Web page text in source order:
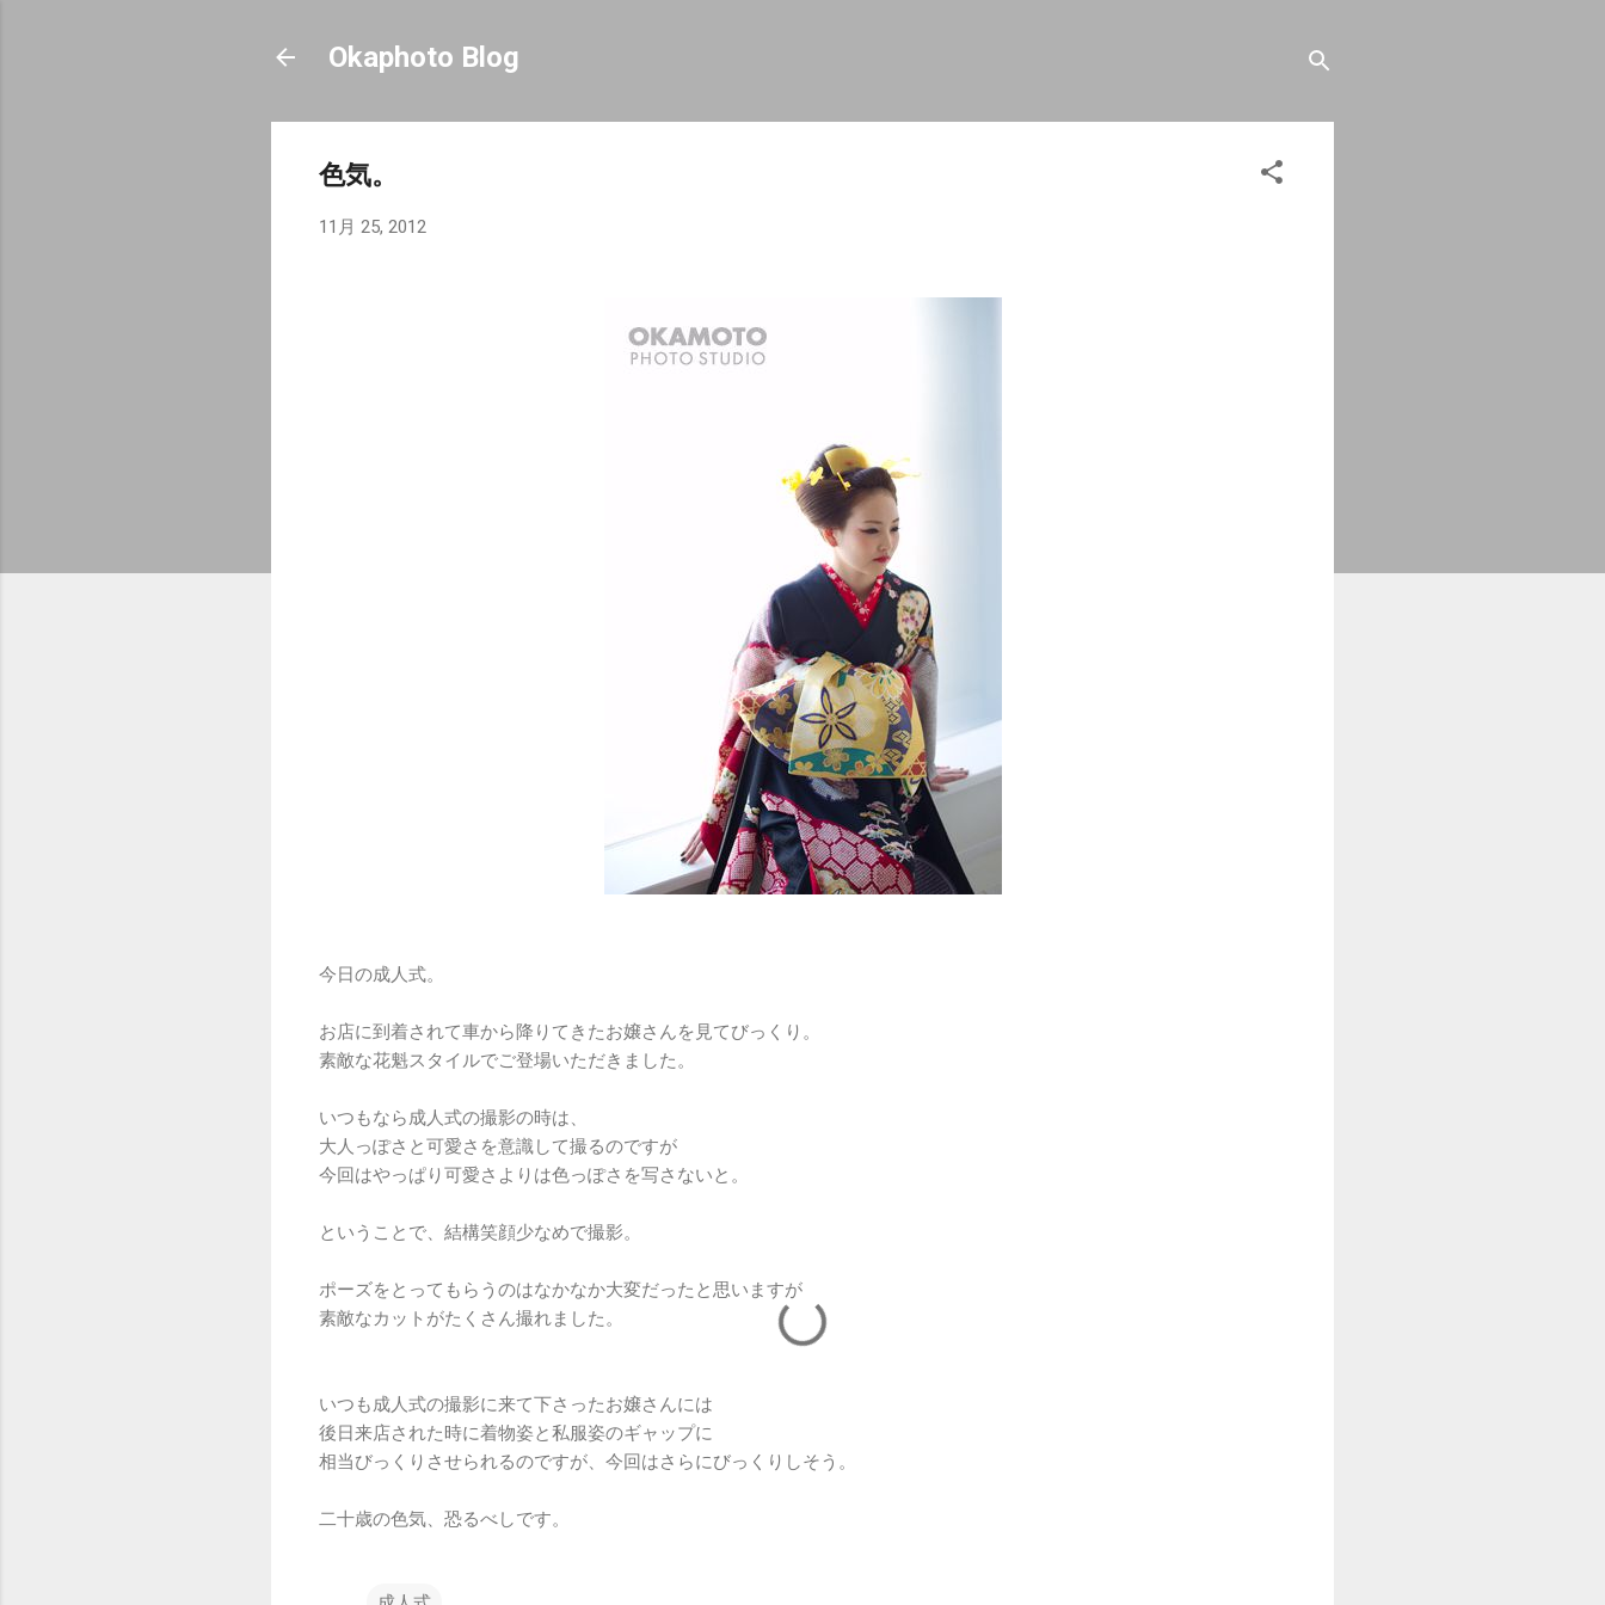
Okaphoto Blog
色気。
11月 25, 2012
今日の成人式。
お店に到着されて車から降りてきたお嬢さんを見てびっくり。
素敵な花魁スタイルでご登場いただきました。
いつもなら成人式の撮影の時は、
大人っぽさと可愛さを意識して撮るのですが
今回はやっぱり可愛さよりは色っぽさを写さないと。
ということで、結構笑顔少なめで撮影。
ポーズをとってもらうのはなかなか大変だったと思いますが
素敵なカットがたくさん撮れました。
いつも成人式の撮影に来て下さったお嬢さんには
後日来店された時に着物姿と私服姿のギャップに
相当びっくりさせられるのですが、今回はさらにびっくりしそう。
二十歳の色気、恐るべしです。